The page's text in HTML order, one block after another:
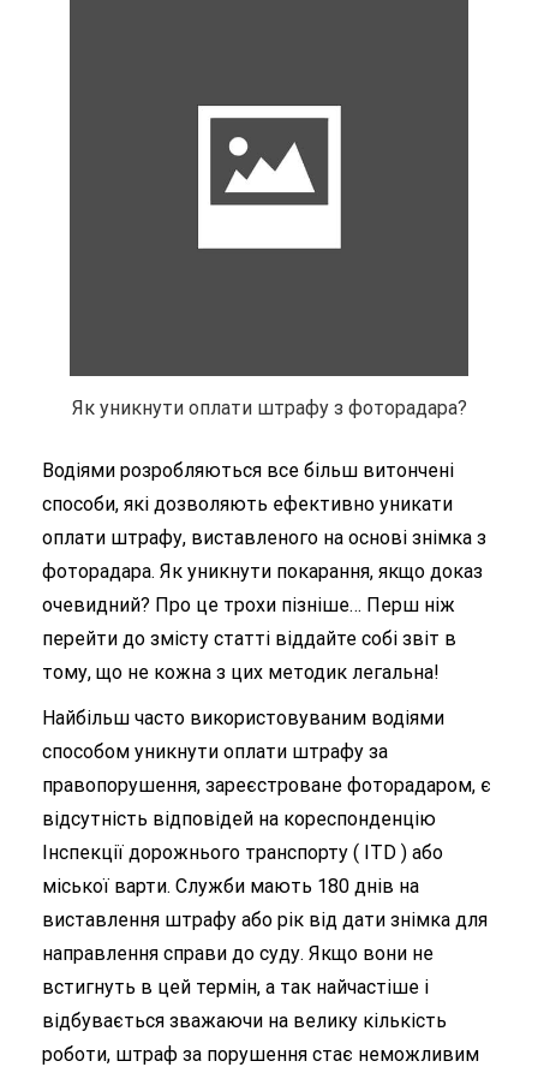
Як уникнути оплати штрафу з фоторадара?
Водіями розробляються все більш витончені
способи, які дозволяють ефективно уникати
оплати штрафу, виставленого на основі знімка з
фоторадара. Як уникнути покарання, якщо доказ
очевидний? Про це трохи пізніше… Перш ніж
перейти до змісту статті віддайте собі звіт в
тому, що не кожна з цих методик легальна!
Найбільш часто використовуваним водіями
способом уникнути оплати штрафу за
правопорушення, зареєстроване фоторадаром, є
відсутність відповідей на кореспонденцію
Інспекції дорожнього транспорту ( ITD ) або
міської варти. Служби мають 180 днів на
виставлення штрафу або рік від дати знімка для
направлення справи до суду. Якщо вони не
встигнуть в цей термін, а так найчастіше і
відбувається зважаючи на велику кількість
роботи, штраф за порушення стає неможливим